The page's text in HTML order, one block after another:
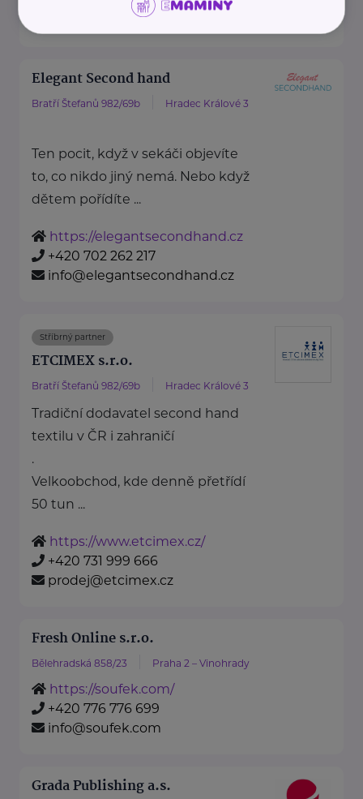
ustredi@zahradkari.cz
Elegant Second hand
Bratří Štefanů 982/69b Hradec Králové 3
Ten pocit, když v sekáči objevíte
to, co nikdo jiný nemá. Nebo když
dětem pořídíte ...
https://elegantsecondhand.cz
+420 702 262 217
info@elegantsecondhand.cz
Stříbrný partner
ETCIMEX s.r.o.
Bratří Štefanů 982/69b Hradec Králové 3
Tradiční dodavatel second hand
textilu v ČR i zahraničí
.
Velkoobchod, kde denně přetřídí
50 tun ...
https://www.etcimex.cz/
+420 731 999 666
prodej@etcimex.cz
Fresh Online s.r.o.
Bělehradská 858/23 Praha 2 – Vinohrady
https://soufek.com/
+420 776 776 699
info@soufek.com
Grada Publishing a.s.